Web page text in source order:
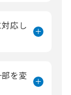
応し
を変